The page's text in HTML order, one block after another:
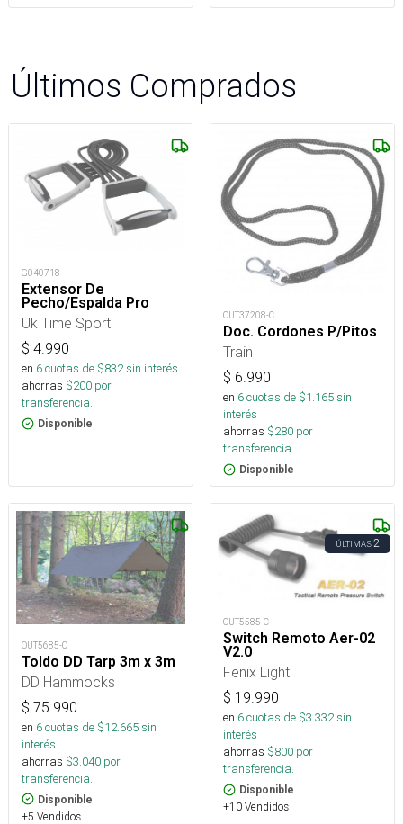
Últimos Comprados
G040718
Extensor De
Pecho/Espalda Pro
Uk Time Sport
$ 4.990
en 6cuotas de $832sin interés
ahorras $200 por
transferencia.
Disponible
OUT37208-C
Doc. Cordones P/Pitos
Train
$ 6.990
en 6cuotas de $1.165sin
interés
ahorras $280 por
transferencia.
Disponible
OUT5685-C
Toldo DD Tarp 3m x 3m
DD Hammocks
$ 75.990
en 6cuotas de $12.665sin
interés
ahorras $3.040 por
transferencia.
Disponible
+5 Vendidos
ÚLTIMAS2
OUT5585-C
Switch Remoto Aer-02
V2.0
Fenix Light
$ 19.990
en 6cuotas de $3.332sin
interés
ahorras $800 por
transferencia.
Disponible
+10 Vendidos